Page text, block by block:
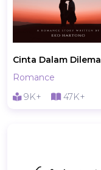
Cinta Dalam Dilema
Romance
9K+
47K+